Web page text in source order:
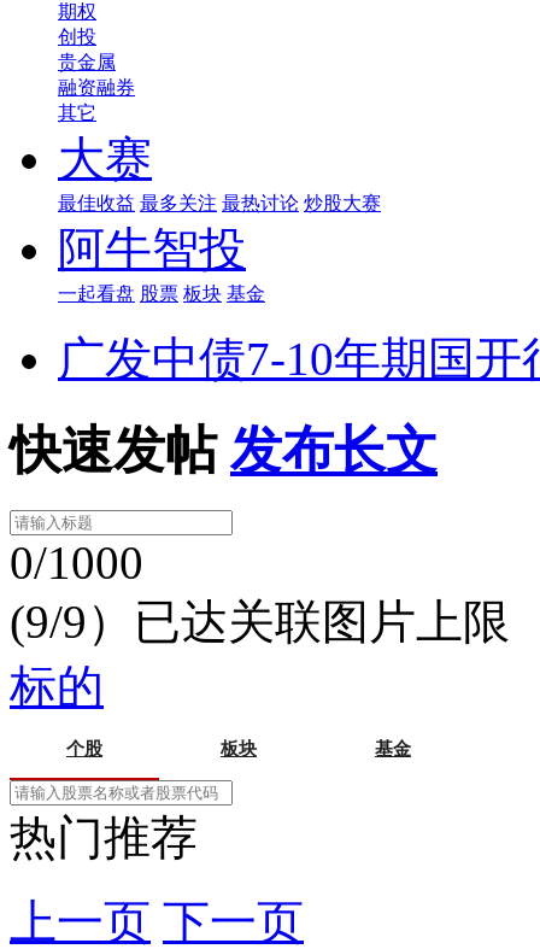
期权
创投
贵金属
融资融券
其它
大赛
最佳收益 最多关注 最热讨论 炒股大赛
阿牛智投
一起看盘 股票 板块 基金
广发中债7-10年期国开
快速发帖 发布长文
0/1000
(9/9）已达关联图片上限
标的
个股 板块 基金
热门推荐
上一页 下一页